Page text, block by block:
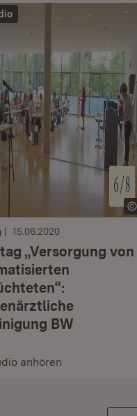
15.06.2020
„Versorgung von
BW
anhören